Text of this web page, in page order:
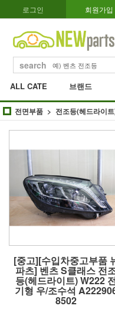
로그인 회원가입
search
ALL CATE 브랜드
전면부품 전조등(헤드라이
[중고][수입차중고부품
파츠] 벤츠 S클래스 전
등(헤드라이트) W222
기형 우/조수석
8502